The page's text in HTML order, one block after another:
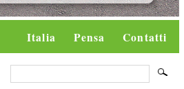
Italia Pensa Contatti